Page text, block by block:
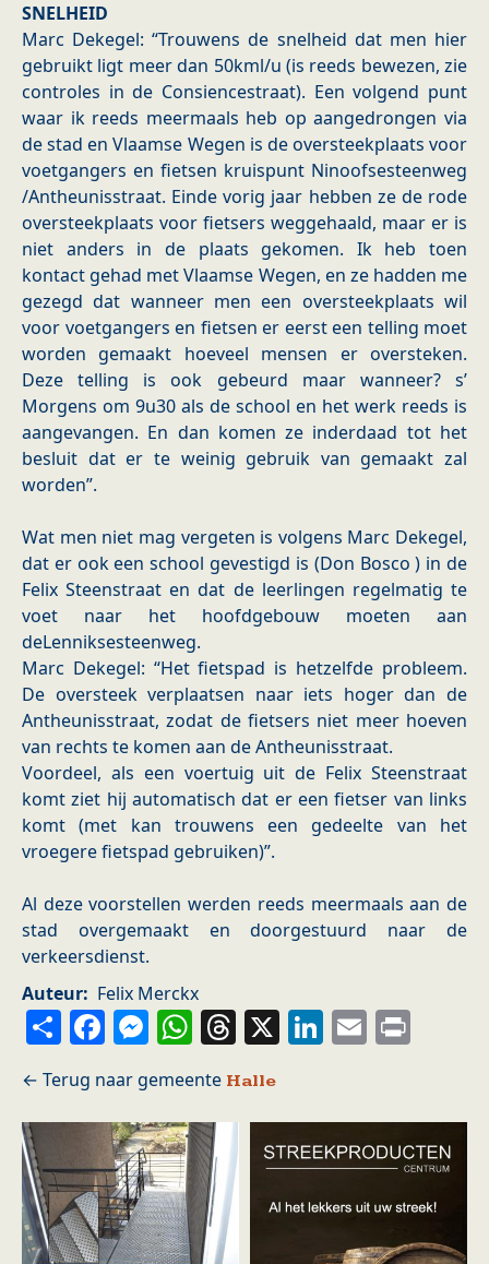
SNELHEID
Marc Dekegel: “Trouwens de snelheid dat men hier
gebruikt ligt meer dan 50kml/u (is reeds bewezen, zie
controles in de Consiencestraat). Een volgend punt
waar ik reeds meermaals heb op aangedrongen via
de stad en Vlaamse Wegen is de oversteekplaats voor
voetgangers en fietsen kruispunt Ninoofsesteenweg
/Antheunisstraat. Einde vorig jaar hebben ze de rode
oversteekplaats voor fietsers weggehaald, maar er is
niet anders in de plaats gekomen. Ik heb toen
kontact gehad met Vlaamse Wegen, en ze hadden me
gezegd dat wanneer men een oversteekplaats wil
voor voetgangers en fietsen er eerst een telling moet
worden gemaakt hoeveel mensen er oversteken.
Deze telling is ook gebeurd maar wanneer? s’
Morgens om 9u30 als de school en het werk reeds is
aangevangen. En dan komen ze inderdaad tot het
besluit dat er te weinig gebruik van gemaakt zal
worden”.
Wat men niet mag vergeten is volgens Marc Dekegel,
dat er ook een school gevestigd is (Don Bosco ) in de
Felix Steenstraat en dat de leerlingen regelmatig te
voet naar het hoofdgebouw moeten aan
deLenniksesteenweg.
Marc Dekegel: “Het fietspad is hetzelfde probleem.
De oversteek verplaatsen naar iets hoger dan de
Antheunisstraat, zodat de fietsers niet meer hoeven
van rechts te komen aan de Antheunisstraat.
Voordeel, als een voertuig uit de Felix Steenstraat
komt ziet hij automatisch dat er een fietser van links
komt (met kan trouwens een gedeelte van het
vroegere fietspad gebruiken)”.
Al deze voorstellen werden reeds meermaals aan de
stad overgemaakt en doorgestuurd naar de
verkeersdienst.
Auteur
Felix Merckx
ShareFacebook
Messenger
WhatsApp
Threads
X LinkedIn
Email
Halle